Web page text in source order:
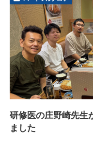
研修医の庄野崎先生
ました